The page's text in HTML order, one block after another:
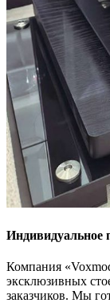
Индивидуальное
Компания
эксклюзивных
заказчиков. Мы